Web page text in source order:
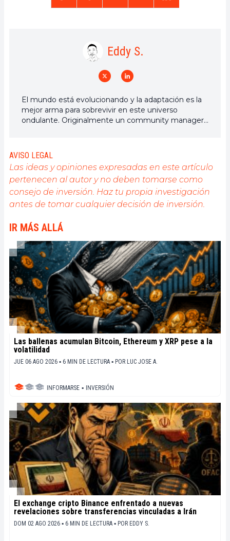
Eddy S.
El mundo está evolucionando y la adaptación es la
mejor arma para sobrevivir en este universo
ondulante. Originalmente un community manager
blockchain y sus derivados. Para compartir mi
experiencia y promover un campo que me
apasiona, nada mejor que escribir artículos
informativos y relajados.
AVISO LEGAL
Las ideas y opiniones expresadas en este artículo
pertenecen al autor y no deben tomarse como
consejo de inversión. Haz tu propia investigación
antes de tomar cualquier decisión de inversión.
IR MÁS ALLÁ
Las ballenas acumulan Bitcoin, Ethereum y XRP pese a la
volatilidad
JUE 06 AGO 2026 ▪ 6 MIN DE LECTURA ▪ POR LUC JOSE A.
INFORMARSE ▪ INVERSIÓN
El exchange cripto Binance enfrentado a nuevas
revelaciones sobre transferencias vinculadas a Irán
DOM 02 AGO 2026 ▪ 6 MIN DE LECTURA ▪ POR EDDY S.